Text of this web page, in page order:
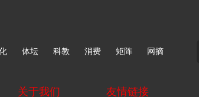
态环境。
立全国首个跨省共建的蓝碳生态碳账户后，完
体坛 科教 消费 矩阵 网摘
关于我们 友情链接